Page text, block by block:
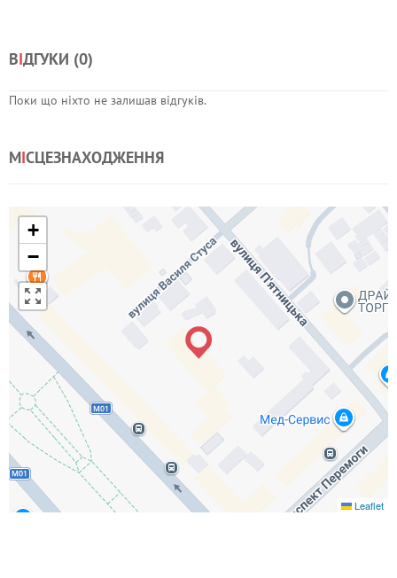
ВІДГУКИ (0)
Поки що ніхто не залишав відгуків.
МІСЦЕЗНАХОДЖЕННЯ
+
−
Leaflet